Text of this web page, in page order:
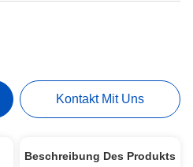
Kontakt Mit Uns
Beschreibung Des Produkts